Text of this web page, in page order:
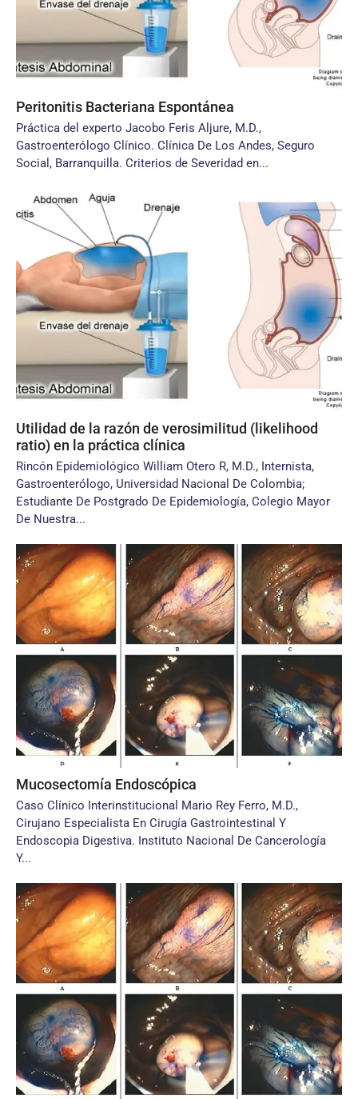
Peritonitis Bacteriana Espontánea
Práctica del experto Jacobo Feris Aljure, M.D.,
Gastroenterólogo Clínico. Clínica De Los Andes, Seguro
Social, Barranquilla. Criterios de Severidad en...
Utilidad de la razón de verosimilitud (likelihood
ratio) en la práctica clínica
Rincón Epidemiológico William Otero R, M.D., Internista,
Gastroenterólogo, Universidad Nacional De Colombia;
Estudiante De Postgrado De Epidemiología, Colegio Mayor
De Nuestra...
Mucosectomía Endoscópica
Caso Clínico Interinstitucional Mario Rey Ferro, M.D.,
Cirujano Especialista En Cirugía Gastrointestinal Y
Endoscopia Digestiva. Instituto Nacional De Cancerología
Y...